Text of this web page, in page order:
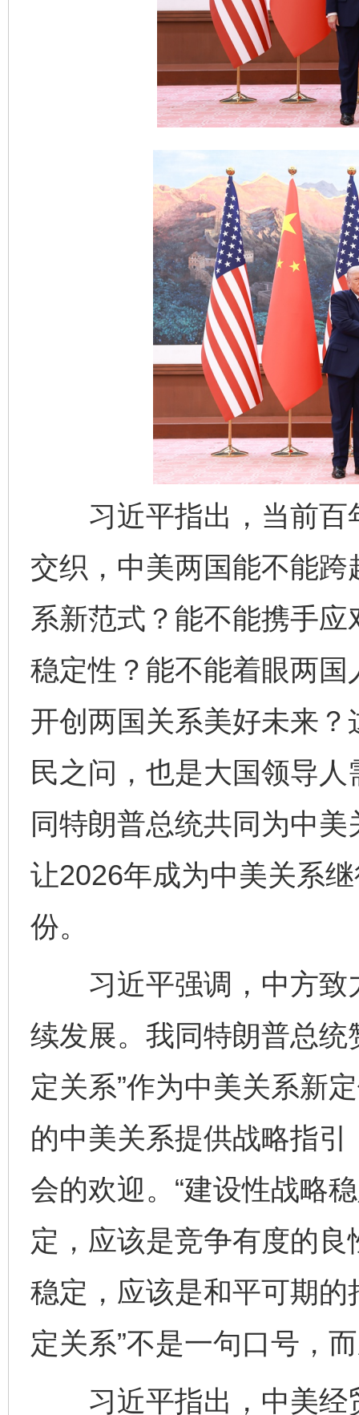
习近平指出，当前百
交织，中美两国能不能跨
系新范式？能不能携手
稳定性？能不能着眼两
开创两国关系美好未来
民之问，也是大国领导
同特朗普总统共同为中
让2026年成为中美关系
份。
习近平强调，中方致
续发展。我同特朗普总统
定关系”作为中美关系新
的中美关系提供战略指
会的欢迎。“建设性战略
定，应该是竞争有度的
稳定，应该是和平可期的
定关系”不是一句口号，
习近平指出，中美经